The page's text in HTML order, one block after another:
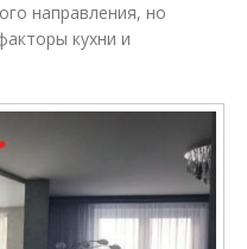
направления, но
кухни и